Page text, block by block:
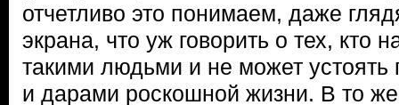
отчетливо это понимаем, даже
экрана, что уж говорить о тех, кто
такими людьми и не может устоять
и дарами роскошной жизни. В то